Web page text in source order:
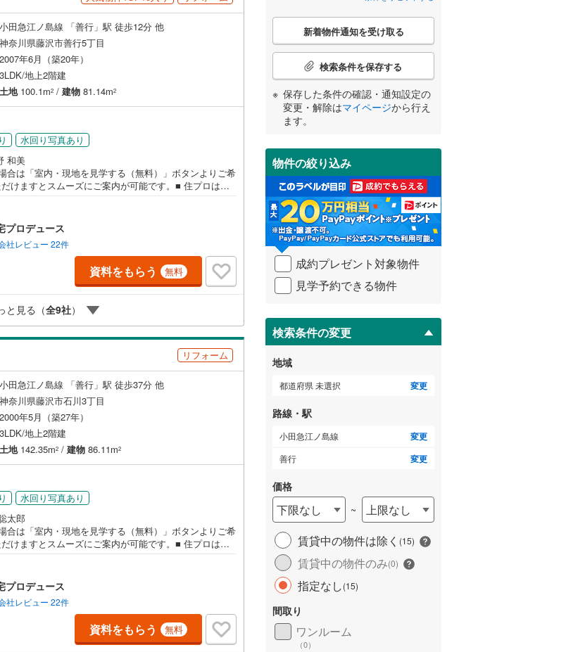
小田急江ノ島線 「善行」駅 徒歩12分 他
神奈川県藤沢市善行5丁目
2007年6月（築20年）
3LDK/地上2階建
土地100.1m2 / 建物 81.14m2
水回り写真あり
和美
合は「室内・現地を見学する（無料）」ボタンよりご希
けますとスムーズにご案内が可能です。■ 住プロは藤
報や当社限定で販売する物件情報も多数ございますの
社独自の住宅ローン提案システム
ル専門スタッフによる【丁寧な資金アドバイス】【フ
案書の作成】を随時行っております。意外に知らない
の住宅ローン残高】【住宅購入者だけが加入できる無料
らえる、国からの特別ボーナス】これから多くなる
た後から始まる【住宅ローン返済】65歳以上から必要に
ロデュース
社レビュー 22件
資料をもらう 無料
と見る（全9社）
リフォーム
小田急江ノ島線 「善行」駅 徒歩37分 他
神奈川県藤沢市石川3丁目
2000年5月（築27年）
3LDK/地上2階建
土地142.35m2 / 建物 86.11m2
水回り写真あり
太郎
合は「室内・現地を見学する（無料）」ボタンよりご希
けますとスムーズにご案内が可能です。■ 住プロは藤
報や当社限定で販売する物件情報も多数ございますの
社独自の住宅ローン提案システム
ル専門スタッフによる【丁寧な資金アドバイス】【フ
案書の作成】を随時行っております。意外に知らない
の住宅ローン残高】【住宅購入者だけが加入できる無料
らえる、国からの特別ボーナス】これから多くなる
た後から始まる【住宅ローン返済】65歳以上から必要に
ロデュース
社レビュー 22件
資料をもらう 無料
こ
検
条
件
受
け
取
る
・
条
件
を
イ
ペ
ジ
に
保
存
す
る
新着物件通知を受け取る
検索条件を保存する
保存した条件の確認・通知設定の
変更・解除はマイページから行え
ます。
物件の絞り込み
成約プレゼント対象物件
見学予約できる物件
検索条件の変更
地域
都道府県 未選択 変更
路線・駅
小田急江ノ島線 変更
善行 変更
価格
下限なし ~
上限なし
賃貸中の物件は除く (15)
賃貸中の物件のみ(0)
指定なし(15)
間取り
ワンルーム
（0）
この条件で検索する 条件をリセットする
この条件で検索する 条件をリセットする
この条件で検索する 条件をリセットする
五能線(0) (1)
白新線 信越本線(34)
弥彦線(0)
逗子）
湘南新宿ライン（前橋～小田原）
総武本線 (264)
内房線 京葉線(54)
鹿島線(2) 久留里線(60)
山手線(141)
武蔵野線(448)
横須賀線(211)
中央本線（JR東日本）(349 青梅線
八高線
大糸線（JR東日本）(3) 京浜東北線(636)
総武線
東海道本線（JR東海） 御殿場線( 129)
飯田線 中央本線（JR東海）
太多線(23 )
紀勢本線（JR東海） 名松線
東海道本線（JR西日本）
小浜線(9 )
七尾線(2) 城端線(3)
関西本線（JR西日本）(141)
) 大阪環状線(90)
福知山線(209) 山陽本線（JR西日本）
播但線(61) 姫新線 (73 )
この条件で検索する 条件をリセットする
この条件で検索する 条件をリセットする
3） 海まで2km以内（ 小学校まで1km以内（5）
り
角地（4 南道路（2）
以上
対面キッチン（6）
ト
床下収納
関連
長期優良住宅（0）
この条件で検索する 条件をリセットする